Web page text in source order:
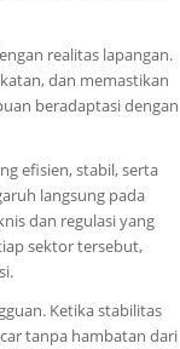
realitas lapangan.
dan memastikan
beradaptasi dengan
efisien, stabil, serta
langsung pada
dan regulasi yang
sektor tersebut,
Ketika stabilitas
tanpa hambatan dari